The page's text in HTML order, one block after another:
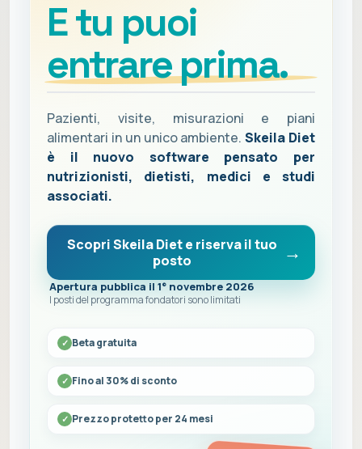
E tu puoi
entrare prima.
Pazienti, visite, misurazioni e piani
alimentari in un unico ambiente.Skeila Diet
è il nuovo software pensato per
nutrizionisti, dietisti, medici e studi
associati.
Scopri Skeila Diet e riserva il tuo
posto
Apertura pubblica il 1° novembre 2026
I posti del programma fondatori sono limitati
Beta gratuita
Fino al 30% di sconto
Prezzo protetto per 24 mesi